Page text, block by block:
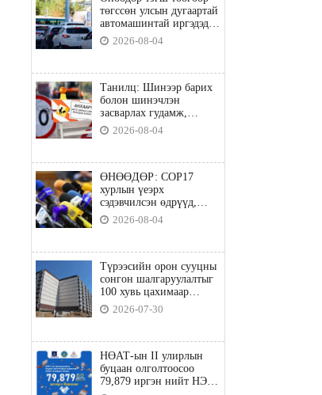
төгссөн улсын дугаартай
автомашинтай иргэдэд
шатахуун олгоно
2026-08-04
Танилц: Шинээр барих
болон шинэчлэн
засварлах гудамж,
замууд
2026-08-04
ӨНӨӨДӨР: COP17
хурлын үеэрх
сэдэвчилсэн өдрүүд,
үзвэр үйлчилгээний
талаар мэдээлнэ
2026-08-04
Түрээсийн орон сууцны
сонгон шалгаруулалтыг
100 хувь цахимаар
явуулна
2026-07-30
НӨАТ-ын II улирлын
буцаан олголтоосоо
79,879 иргэн нийт НЭГ